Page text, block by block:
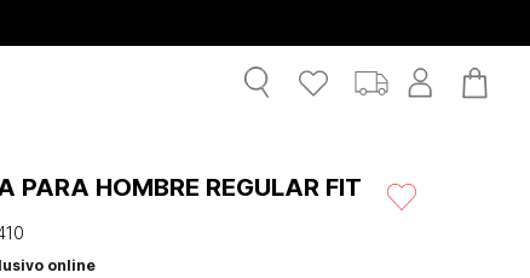
PARA HOMBRE REGULAR FIT
online